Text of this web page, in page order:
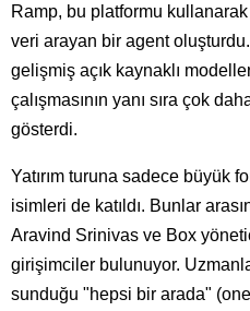
Ramp, bu platformu
veri arayan bir agent
gelişmiş açık kaynaklı
çalışmasının yanı sıra çok
gösterdi.
Yatırım turuna sadece büyük
isimleri de katıldı. Bunlar
Aravind Srinivas ve Box
girişimciler bulunuyor.
sunduğu "hepsi bir arada"